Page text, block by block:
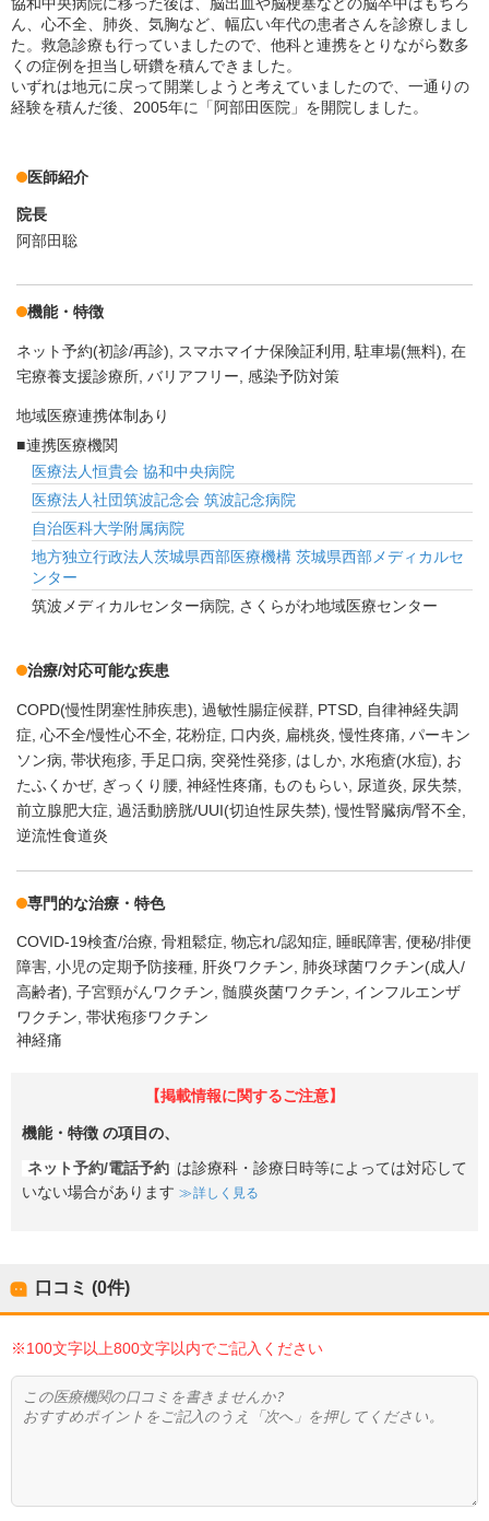
協和中央病院に移った後は、脳出血や脳梗塞などの脳卒中はもちろ
ん、心不全、肺炎、気胸など、幅広い年代の患者さんを診療しまし
た。救急診療も行っていましたので、他科と連携をとりながら数多
くの症例を担当し研鑽を積んできました。
いずれは地元に戻って開業しようと考えていましたので、一通りの
経験を積んだ後、2005年に「阿部田医院」を開院しました。
医師紹介
院長
阿部田聡
機能・特徴
ネット予約(初診/再診) スマホマイナ保険証利用 駐車場(無料) 在
宅療養支援診療所 バリアフリー 感染予防対策
地域医療連携体制あり
連携医療機関
医療法人恒貴会 協和中央病院
医療法人社団筑波記念会 筑波記念病院
自治医科大学附属病院
地方独立行政法人茨城県西部医療機構 茨城県西部メディカルセ
ンター
筑波メディカルセンター病院, さくらがわ地域医療センター
治療/対応可能な疾患
COPD(慢性閉塞性肺疾患) 過敏性腸症候群 PTSD
自律神経失調
症 心不全/慢性心不全 花粉症 口内炎 扁桃炎 慢性疼痛 パーキン
ソン病 帯状疱疹 手足口病 突発性発疹 はしか 水疱瘡(水痘)
お
たふくかぜ
ぎっくり腰 神経性疼痛 ものもらい 尿道炎
尿失禁
前立腺肥大症 過活動膀胱/UUI(切迫性尿失禁) 慢性腎臓病/腎不全
逆流性食道炎
専門的な治療・特色
COVID-19検査/治療 骨粗鬆症 物忘れ/認知症 睡眠障害 便秘/排便
障害 小児の定期予防接種 肝炎ワクチン
肺炎球菌ワクチン(成人/
高齢者) 子宮頸がんワクチン 髄膜炎菌ワクチン
インフルエンザ
ワクチン 帯状疱疹ワクチン
神経痛
【掲載情報に関するご注意】
機能・特徴 の項目の、
ネット予約/電話予約 は診療科・診療日時等によっては対応して
いない場合があります
詳しく見る
口コミ (0件)
※100文字以上800文字以内でご記入ください